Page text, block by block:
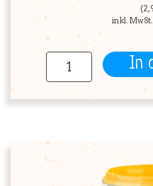
inkl. MwSt.
In